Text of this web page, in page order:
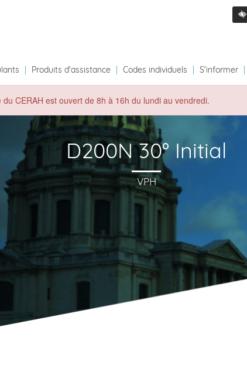
Produits d'assistance Codes individuels S'informer
CERAH est ouvert de 8h à 16h du lundi au vendredi.
D200N 30° Initial
VPH